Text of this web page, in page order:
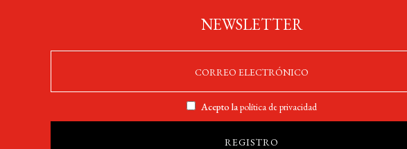
NEWSLETTER
Acepto lapolítica de privacidad